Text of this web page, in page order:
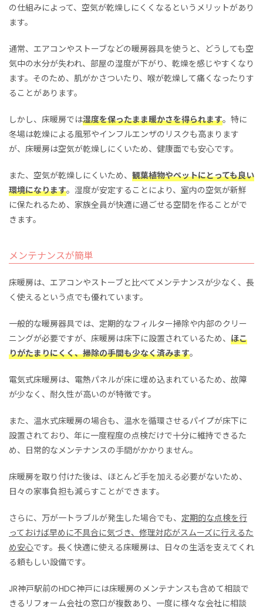
の仕組みによって、空気が乾燥しにくくなるというメリットがあり
ます。
通常、エアコンやストーブなどの暖房器具を使うと、どうしても空
気中の水分が失われ、部屋の湿度が下がり、乾燥を感じやすくなり
ます。そのため、肌がかさついたり、喉が乾燥して痛くなったりす
ることがあります。
しかし、床暖房では湿度を保ったまま暖かさを得られます。特に
冬場は乾燥による風邪やインフルエンザのリスクも高まります
が、床暖房は空気が乾燥しにくいため、健康面でも安心です。
また、空気が乾燥しにくいため、 観葉植物やペットにとっても良い
環境になります。湿度が安定することにより、室内の空気が新鮮
に保たれるため、家族全員が快適に過ごせる空間を作ることがで
きます。
メンテナンスが簡単
床暖房は、エアコンやストーブと比べてメンテナンスが少なく、長
く使えるという点でも優れています。
一般的な暖房器具では、定期的なフィルター掃除や内部のクリー
ニングが必要ですが、床暖房は床下に設置されているため、 ほこ
りがたまりにくく、掃除の手間も少なく済みます。
電気式床暖房は、電熱パネルが床に埋め込まれているため、故障
が少なく、耐久性が高いのが特徴です。
また、温水式床暖房の場合も、温水を循環させるパイプが床下に
設置されており、年に一度程度の点検だけで十分に維持できるた
め、日常的なメンテナンスの手間がかかりません。
床暖房を取り付けた後は、ほとんど手を加える必要がないため、
日々の家事負担も減らすことができます。
さらに、万が一トラブルが発生した場合でも、 定期的な点検を行
っておけば早めに不具合に気づき、修理対応がスムーズに行えるた
め安心です。長く快適に使える床暖房は、日々の生活を支えてくれ
る頼もしい設備です。
JR神戸駅前のHDC神戸には床暖房のメンテナンスも含めて相談で
きるリフォーム会社の窓口が複数あり、一度に様々な会社に相談